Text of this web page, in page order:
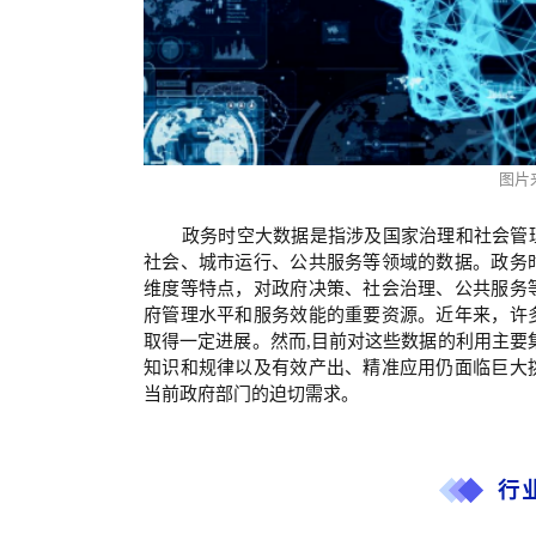
图片
政务时空大数据是指涉及国家治理和社会
社会、城市运行、公共服务等领域的数据。政
维度等特点，对政府决策、社会治理、公共服
府管理水平和服务效能的重要资源。近年来，
取得一定进展。然而,目前对这些数据的利用主
知识和规律以及有效产出、精准应用仍面临巨
当前政府部门的迫切需求。
行